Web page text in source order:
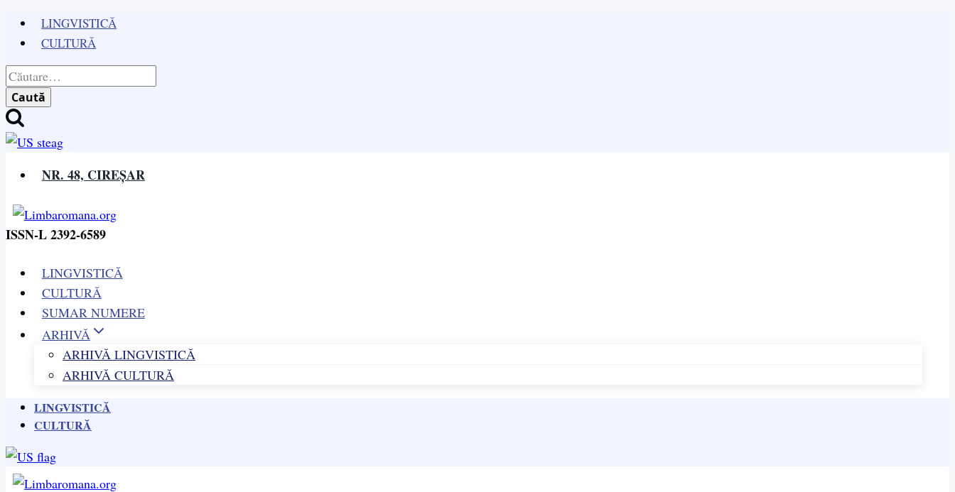
Skip
content
LINGVISTICĂ
CULTURĂ
Caută
după:
NR. 48, CIREȘAR
ISSN-L 2392-6589
LINGVISTICĂ
CULTURĂ
SUMAR NUMERE
ARHIVĂ
ARHIVĂ LINGVISTICĂ
ARHIVĂ CULTURĂ
LINGVISTICĂ
CULTURĂ